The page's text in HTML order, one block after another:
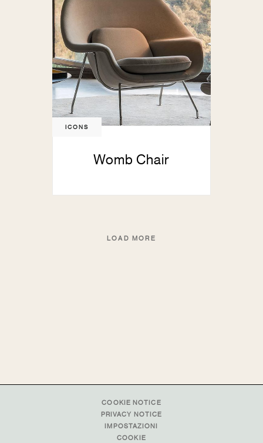
ICONS
Womb Chair
LOAD MORE
COOKIE NOTICE
PRIVACY NOTICE
IMPOSTAZIONI
COOKIE